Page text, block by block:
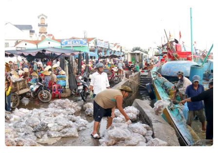
Johnson & Johnson chi 5,5 tỷ USD
dàn xếp vụ kiện phấn rôm gây ung
thư
28/07/2026 04:37
Panama cảnh báo ổ dịch hô hấp lạ
sau 6 ca tử vong liên tiếp
28/07/2026 01:50